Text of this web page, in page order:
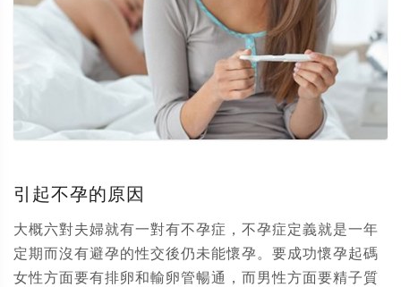
引起不孕的原因
大概六對夫婦就有一對有不孕症，不孕症定義就是一年
定期而沒有避孕的性交後仍未能懷孕。要成功懷孕起碼
女性方面要有排卵和輸卵管暢通，而男性方面要精子質